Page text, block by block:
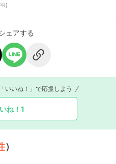
】
ェアする
いいね！」で応援しよう
ね！ 1
）